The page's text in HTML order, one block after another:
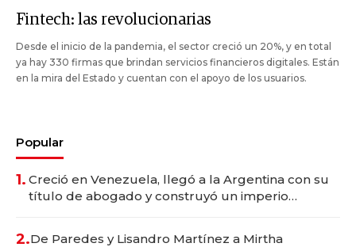
Fintech: las revolucionarias
Desde el inicio de la pandemia, el sector creció un 20%, y en total
ya hay 330 firmas que brindan servicios financieros digitales. Están
en la mira del Estado y cuentan con el apoyo de los usuarios.
Popular
1. Creció en Venezuela, llegó a la Argentina con su
título de abogado y construyó un imperio
2.De Paredes y Lisandro Martínez a Mirtha